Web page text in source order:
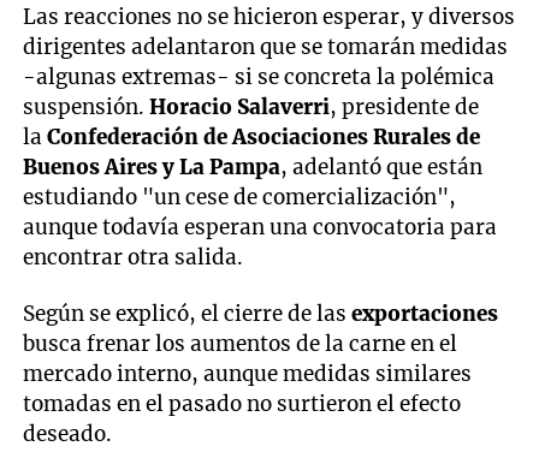
Las reacciones no se hicieron esperar, y diversos
dirigentes adelantaron que se tomarán medidas
-algunas extremas- si se concreta la polémica
suspensión. Horacio Salaverri, presidente de
laConfederación de Asociaciones Rurales de
Buenos Aires y La Pampa, adelantó que están
estudiando "un cese de comercialización",
aunque todavía esperan una convocatoria para
encontrar otra salida.
Según se explicó, el cierre de lasexportaciones
busca frenar los aumentos de la carne en el
mercado interno, aunque medidas similares
tomadas en el pasado no surtieron el efecto
deseado.